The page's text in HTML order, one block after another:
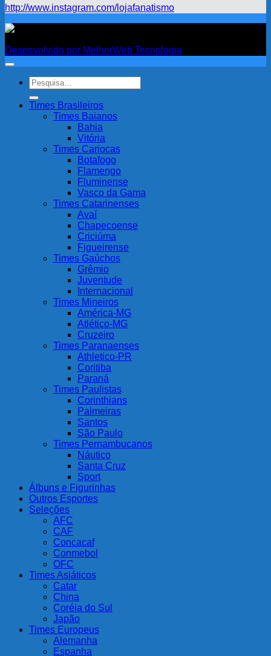
http://www.instagram.com/lojafanatismo
Desenvolvido por MelhorWeb Tecnologia
Pesquisar
por:
Times Brasileiros
Times Baianos
Bahia
Vitória
Times Cariocas
Botafogo
Flamengo
Fluminense
Vasco da Gama
Times Catarinenses
Avaí
Chapecoense
Criciúma
Figueirense
Times Gaúchos
Grêmio
Juventude
Internacional
Times Mineiros
América-MG
Atlético-MG
Cruzeiro
Times Paranaenses
Athletico-PR
Coritiba
Paraná
Times Paulistas
Corinthians
Palmeiras
Santos
São Paulo
Times Pernambucanos
Náutico
Santa Cruz
Sport
Álbuns e Figurinhas
Outros Esportes
Seleções
AFC
CAF
Concacaf
Conmebol
OFC
Times Asiáticos
Catar
China
Coréia do Sul
Japão
Times Europeus
Alemanha
Espanha